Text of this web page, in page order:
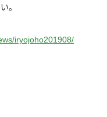
。
iryojoho201908/